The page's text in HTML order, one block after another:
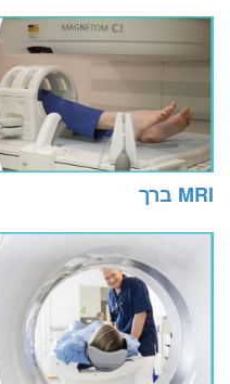
MRI ברך